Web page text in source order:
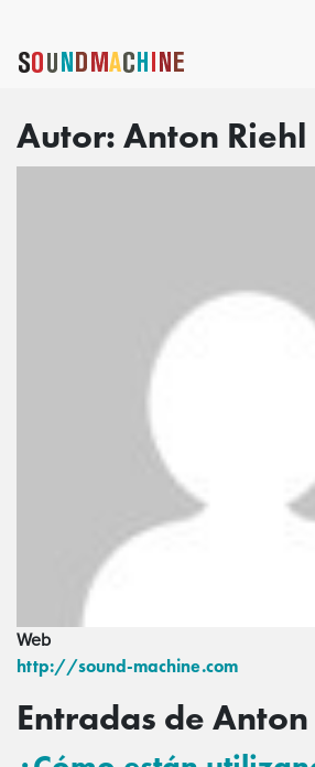
Autor:Anton Riehl
Web
http://sound-machine.com
Entradas de